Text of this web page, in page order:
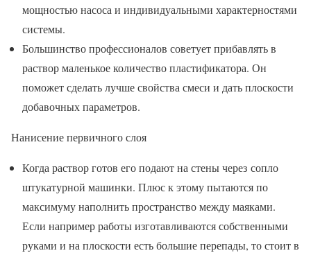
мощностью насоса и индивидуальными характерностями
системы.
Большинство профессионалов советует прибавлять в
раствор маленькое количество пластификатора. Он
поможет сделать лучше свойства смеси и дать плоскости
добавочных параметров.
Нанисение первичного слоя
Когда раствор готов его подают на стены через сопло
штукатурной машинки. Плюс к этому пытаются по
максимуму наполнить пространство между маяками.
Если например работы изготавливаются собственными
руками и на плоскости есть большие перепады, то стоит в